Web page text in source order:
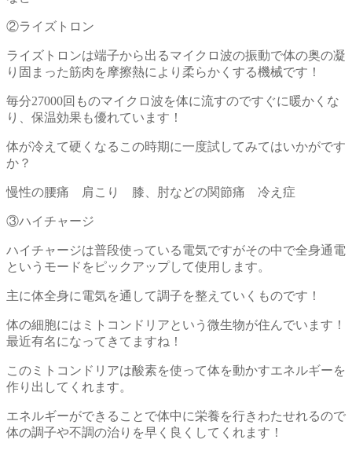
②ライズトロン
ライズトロンは端子から出るマイクロ波の振動で体の奥の凝
り固まった筋肉を摩擦熱により柔らかくする機械です！
毎分27000回ものマイクロ波を体に流すのですぐに暖かくな
り、保温効果も優れています！
体が冷えて硬くなるこの時期に一度試してみてはいかがです
か？
慢性の腰痛 肩こり 膝、肘などの関節痛 冷え症
③ハイチャージ
ハイチャージは普段使っている電気ですがその中で全身通電
というモードをピックアップして使用します。
主に体全身に電気を通して調子を整えていくものです！
体の細胞にはミトコンドリアという微生物が住んでいます！
最近有名になってきてますね！
このミトコンドリアは酸素を使って体を動かすエネルギーを
作り出してくれます。
エネルギーができることで体中に栄養を行きわたせれるので
体の調子や不調の治りを早く良くしてくれます！